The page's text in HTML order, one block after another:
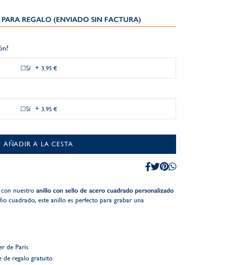
REGALO (ENVIADO SIN FACTURA)
Sí + 3,95 €
Sí + 3,95 €
AÑADIR A LA CESTA
nuestro anillo con sello de acero cuadrado personalizado
cuadrado, este anillo es perfecto para grabar una
de París
de regalo gratuito